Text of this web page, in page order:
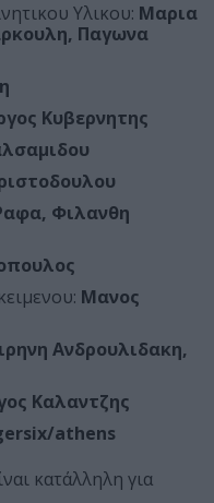
Υλικου: Μαρια
Παγωνα
Κυβερνητης
Φιλανθη
Μανος
Ανδρουλιδακη,
Καλαντζης
athens
κατάλληλη για